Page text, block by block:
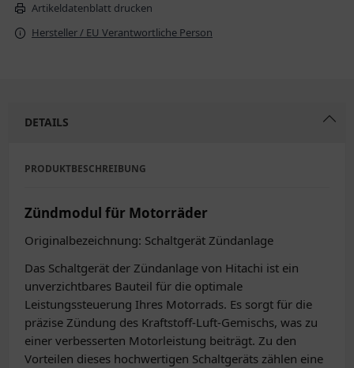
Artikeldatenblatt drucken
Hersteller / EU Verantwortliche Person
DETAILS
PRODUKTBESCHREIBUNG
Zündmodul für Motorräder
Originalbezeichnung: Schaltgerät Zündanlage
Das Schaltgerät der Zündanlage von Hitachi ist ein
unverzichtbares Bauteil für die optimale
Leistungssteuerung Ihres Motorrads. Es sorgt für die
präzise Zündung des Kraftstoff-Luft-Gemischs, was zu
einer verbesserten Motorleistung beiträgt. Zu den
Vorteilen dieses hochwertigen Schaltgeräts zählen eine